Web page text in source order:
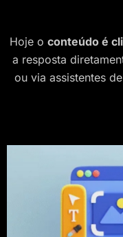
Hoje o conteúdo é
a resposta
ou via assistentes